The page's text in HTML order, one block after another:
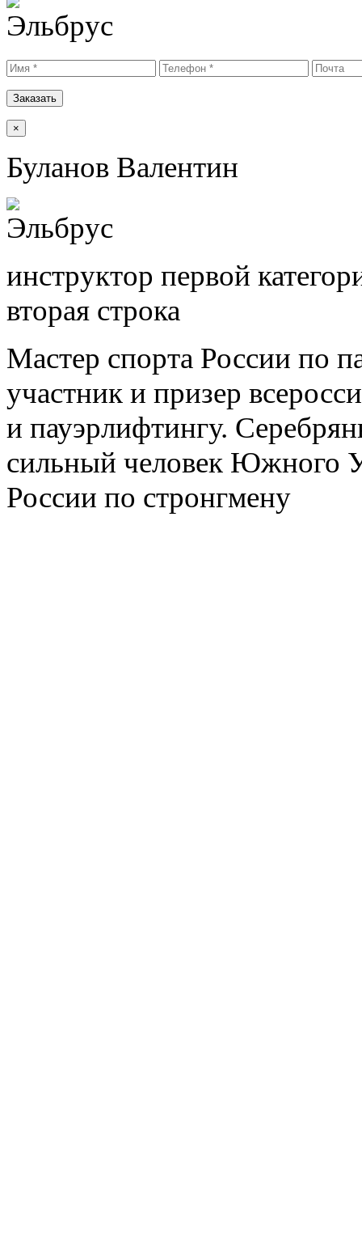
Заказать
×
Буланов Валентин
инструктор первой
вторая строка
Мастер спорта России по
участник и призер
и пауэрлифтингу.
сильный человек Южного
России по стронгмену